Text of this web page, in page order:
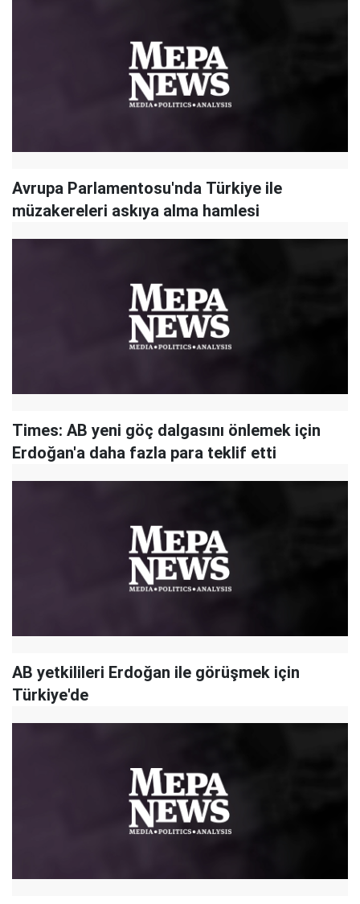
Avrupa Parlamentosu'nda Türkiye ile
müzakereleri askıya alma hamlesi
Times: AB yeni göç dalgasını önlemek için
Erdoğan'a daha fazla para teklif etti
AB yetkilileri Erdoğan ile görüşmek için
Türkiye'de